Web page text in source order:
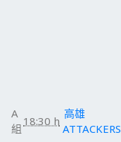
A
組
18:30 h
高雄
ATTACKERS